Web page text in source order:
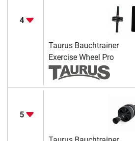
4
Taurus Bauchtrainer
Exercise Wheel Pro
5